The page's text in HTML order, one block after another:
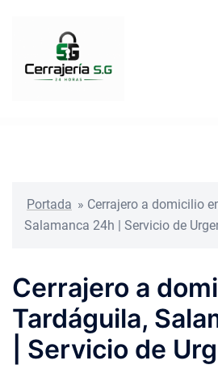
Portada » Cerrajero a domicilio
Salamanca 24h | Servicio de
Cerrajero a
Tardáguila,
| Servicio de